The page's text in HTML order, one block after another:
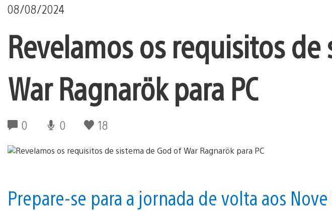
08/08/2024
Revelamos os requisitos
War Ragnarök para PC
0 0 18
Prepare-se para a jornada de volta aos